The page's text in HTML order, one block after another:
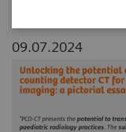
09.07.2024